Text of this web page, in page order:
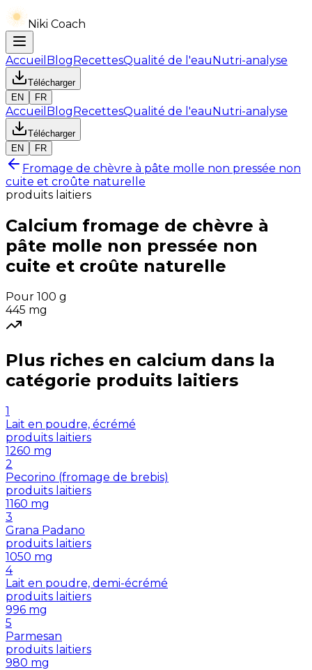
Niki Coach
Accueil BlogRecettesQualité de l'eauNutri-analyse
Télécharger
EN
FR
Accueil BlogRecettesQualité de l'eauNutri-analyse
Télécharger
EN
FR
Fromage de chèvre à pâte molle non pressée non
cuite et croûte naturelle
produits laitiers
Calcium fromage de chèvre à
pâte molle non pressée non
cuite et croûte naturelle
Pour 100 g
445 mg
Plus riches en calcium dans la
catégorie produits laitiers
1
Lait en poudre, écrémé
produits laitiers
1260 mg
2
Pecorino (fromage de brebis)
produits laitiers
1160 mg
3
Grana Padano
produits laitiers
1050 mg
4
Lait en poudre, demi-écrémé
produits laitiers
996 mg
5
Parmesan
produits laitiers
980 mg